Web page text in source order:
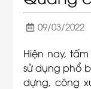
09/03/2022
Hiện nay,
sử dụng phổ
dựng, công